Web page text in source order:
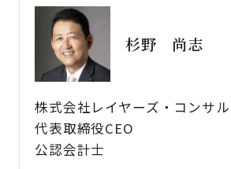
杉野 尚志
株式会社レイヤーズ・コンサ
代表取締役CEO
公認会計士